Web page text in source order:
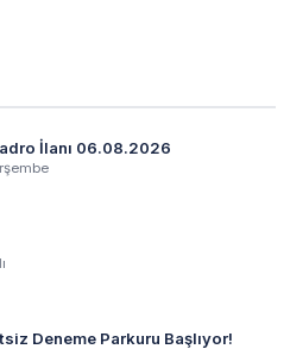
İlanı 06.08.2026
Deneme Parkuru Başlıyor!